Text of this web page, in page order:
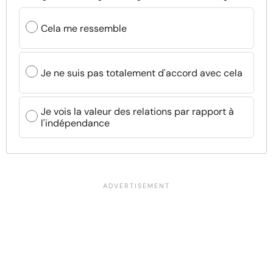
Cela me ressemble
Je ne suis pas totalement d'accord avec cela
Je vois la valeur des relations par rapport à
l'indépendance